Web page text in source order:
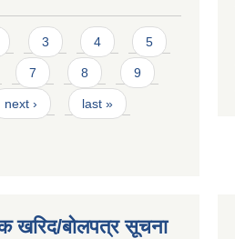
3 4 5
7 8 9
next › last »
खरिद/बोलपत्र सूचना